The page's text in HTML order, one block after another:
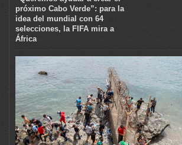
próximo Cabo Verde”: para la
idea del mundial con 64
selecciones, la FIFA mira a
África